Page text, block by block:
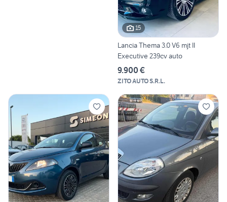
15
Lancia Thema 3.0 V6 mjt II
Executive 239cv auto
9.900 €
ZITO AUTO S.R.L.